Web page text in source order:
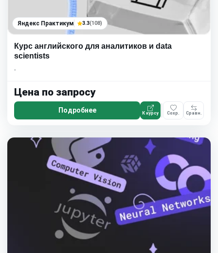
Яндекс Практикум 3.3(108)
Курс английского для аналитиков и data
scientists
-
Цена по запросу
Подробнее К курсу Сохр. Сравн.